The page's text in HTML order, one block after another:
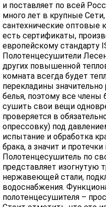
и поставляет по всей
много лет в крупные
сантехнические
есть сертификаты,
европейскому стандарту
Полотенцесушители
других повышенной
комната всегда будет
перекладины
белья, поэтому все
сушить свои вещи
проверяется в
опрессовку) под
испытание и обработка
брака, а значит и
Полотенцесушитель по
представляет изогнутую
нержавеющей стали,
водоснабжения.
полотенцесушителя –